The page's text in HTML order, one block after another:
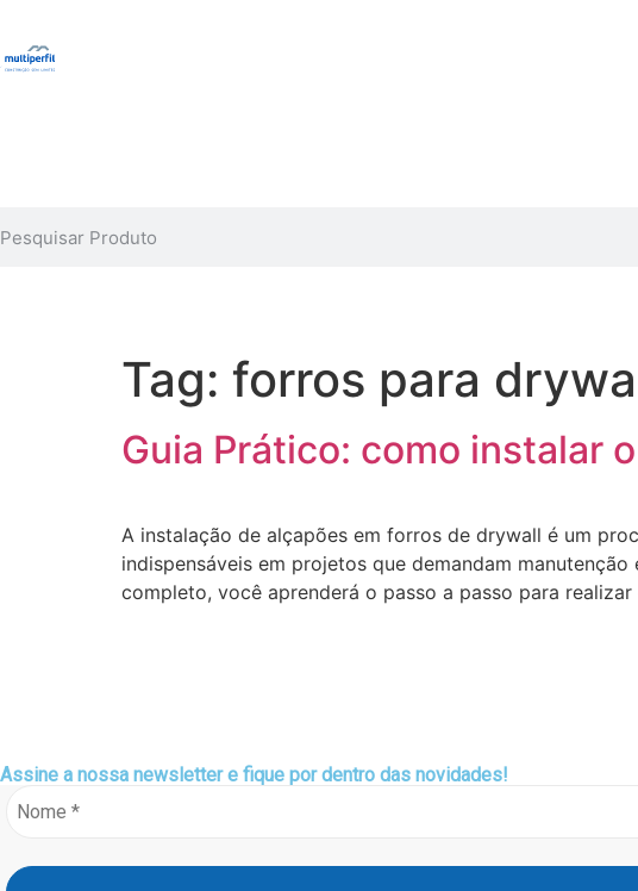
Tag: forros para
Guia Prático: como instalar
A instalação de alçapões em forros de drywall é um
indispensáveis em projetos que demandam
completo, você aprenderá o passo a passo para
Assine a nossa newslettere fique por dentro das novidades!